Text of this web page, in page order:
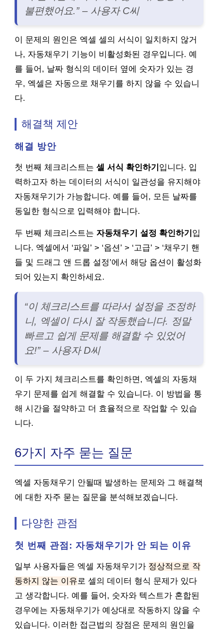
불편했어요.” – 사용자 C씨
이 문제의 원인은 엑셀 셀의 서식이 일치하지 않거
나, 자동채우기 기능이 비활성화된 경우입니다. 예
를 들어, 날짜 형식의 데이터 옆에 숫자가 있는 경
우, 엑셀은 자동으로 채우기를 하지 않을 수 있습니
다.
해결책 제안
해결 방안
첫 번째 체크리스트는 셀 서식 확인하기 입니다. 입
력하고자 하는 데이터의 서식이 일관성을 유지해야
자동채우기가 가능합니다. 예를 들어, 모든 날짜를
동일한 형식으로 입력해야 합니다.
두 번째 체크리스트는 자동채우기 설정 확인하기 입
니다. 엑셀에서 ‘파일’ > ‘옵션’ > ‘고급’ > ‘채우기 핸
들 및 드래그 앤 드롭 설정’에서 해당 옵션이 활성화
되어 있는지 확인하세요.
“이 체크리스트를 따라서 설정을 조정하
니, 엑셀이 다시 잘 작동했습니다. 정말
빠르고 쉽게 문제를 해결할 수 있었어
요!” – 사용자 D씨
이 두 가지 체크리스트를 확인하면, 엑셀의 자동채
우기 문제를 쉽게 해결할 수 있습니다. 이 방법을 통
해 시간을 절약하고 더 효율적으로 작업할 수 있습
니다.
6가지 자주 묻는 질문
엑셀 자동채우기 안될때 발생하는 문제와 그 해결책
에 대한 자주 묻는 질문을 분석해보겠습니다.
다양한 관점
첫 번째 관점: 자동채우기가 안 되는 이유
일부 사용자들은 엑셀 자동채우기가 정상적으로 작
동하지 않는 이유 로 셀의 데이터 형식 문제가 있다
고 생각합니다. 예를 들어, 숫자와 텍스트가 혼합된
경우에는 자동채우기가 예상대로 작동하지 않을 수
있습니다. 이러한 접근법의 장점은 문제의 원인을